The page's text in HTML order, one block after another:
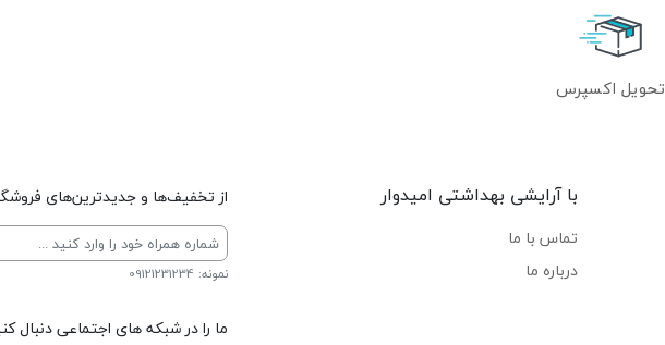
تحویل اکسپرس
با آرایشی بهداشتی امیدوار
تماس با ما
درباره ما
از تخفیف‌ها و جدیدترین‌های
نمونه: 09121231234
ما را در شبکه های اجتماعی دنبال